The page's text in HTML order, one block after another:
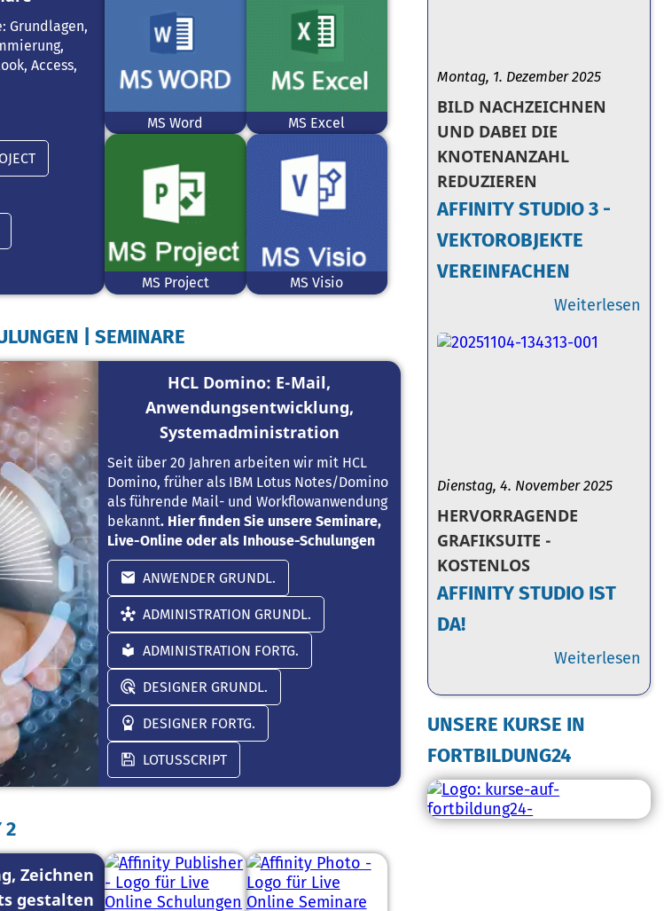
Grundlagen,
Access,
MS Word MS Excel
MS Project MS Visio
| SEMINARE
HCL Domino: E-Mail,
Anwendungsentwicklung,
Systemadministration
Seit über 20 Jahren arbeiten wir mit HCL
Domino, früher als IBM Lotus Notes/Domino
als führende Mail- und Workflowanwendung
bekannt. Hier finden Sie unsere Seminare,
Live-Online oder als Inhouse-Schulungen
ANWENDER GRUNDL.
ADMINISTRATION GRUNDL.
ADMINISTRATION FORTG.
DESIGNER GRUNDL.
DESIGNER FORTG.
LOTUSSCRIPT
2
Zeichnen
gestalten
Montag, 1. Dezember 2025
BILD NACHZEICHNEN
UND DABEI DIE
KNOTENANZAHL
REDUZIEREN
AFFINITY STUDIO 3 -
VEKTOROBJEKTE
VEREINFACHEN
Weiterlesen
Dienstag, 4. November 2025
HERVORRAGENDE
GRAFIKSUITE -
KOSTENLOS
AFFINITY STUDIO IST
DA!
Weiterlesen
UNSERE KURSE IN
FORTBILDUNG24